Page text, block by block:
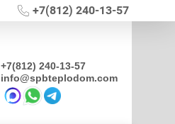
+7(812) 240-13-57
+7(812) 240-13-57
info@spbteplodom.com